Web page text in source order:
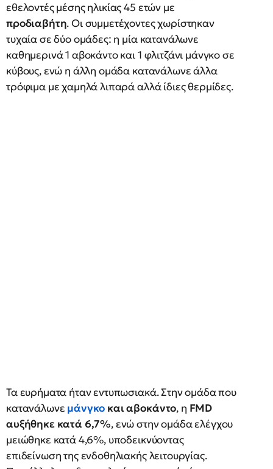
εθελοντές μέσης ηλικίας 45 ετών με
προδιαβήτη. Οι συμμετέχοντες χωρίστηκαν
τυχαία σε δύο ομάδες: η μία κατανάλωνε
καθημερινά 1 αβοκάντο και 1 φλιτζάνι μάνγκο σε
κύβους, ενώ η άλλη ομάδα κατανάλωνε άλλα
τρόφιμα με χαμηλά λιπαρά αλλά ίδιες θερμίδες.
Τα ευρήματα ήταν εντυπωσιακά. Στην ομάδα που
κατανάλωνε μάνγκο και αβοκάντο, η FMD
αυξήθηκε κατά 6,7%, ενώ στην ομάδα ελέγχου
μειώθηκε κατά 4,6%, υποδεικνύοντας
επιδείνωση της ενδοθηλιακής λειτουργίας.